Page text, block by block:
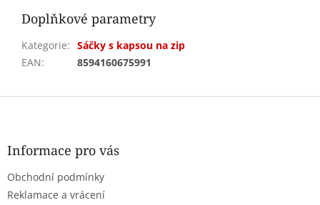
Doplňkové parametry
Kategorie: Sáčky s kapsou na zip
EAN: 8594160675991
Z
Informace pro vás
Obchodní podmínky
Reklamace a vrácení